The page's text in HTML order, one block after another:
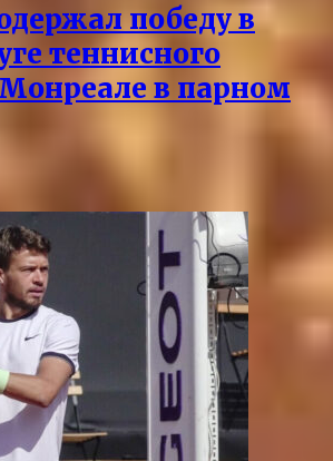
победу в
теннисного
в парном